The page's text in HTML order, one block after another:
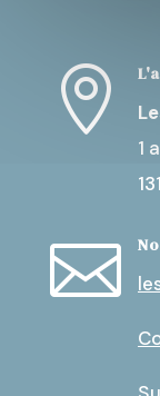

1
